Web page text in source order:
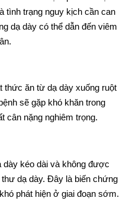
tình trạng nguy kịch cần can
dạ dày có thể dẫn đến viêm
thức ăn từ dạ dày xuống ruột
sẽ gặp khó khăn trong
cân nặng nghiêm trọng.
kéo dài và không được
dạ dày. Đây là biến chứng
phát hiện ở giai đoạn sớm.